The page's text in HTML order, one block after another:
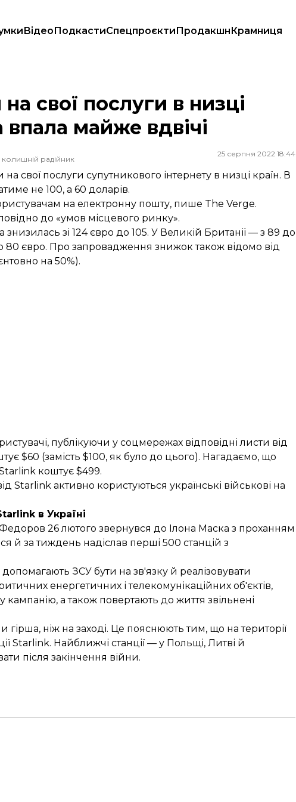
ВідеоПодкастиСпецпроєктиПродакшнКрамниця
ціна впала майже вдвічі
свої послуги в низці
впала майже вдвічі
колишній радійник
25 серпня 2022 18:44
свої послуги супутникового інтернету в низці країн. В
не 100, а 60 доларів.
на електронну пошту, пише The Verge.
до «умов місцевого ринку».
зі 124 євро до 105. У Великій Британії — з 89 до
80 євро. Про запровадження знижок також відомо від
на 50%).
публікуючи у соцмережах відповідні листи від
$60 (замість $100, як було до цього). Нагадаємо, що
коштує $499.
Starlink активно користуються українські військові на
в Україні
26 лютого звернувся до Ілона Маска з проханням
й за тиждень надіслав перші 500 станцій з
ЗСУ бути на зв'язку й реалізовувати
енергетичних і телекомунікаційних об'єктів,
кампанію, а також повертають до життя звільнені
гірша, ніж на заході. Це пояснюють тим, що на території
Starlink. Найближчі станції — у Польщі, Литві й
після закінчення війни.